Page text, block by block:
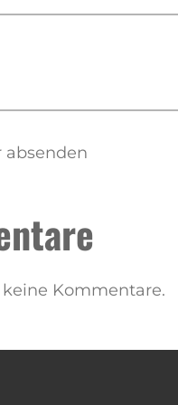
absenden
Kommentare.